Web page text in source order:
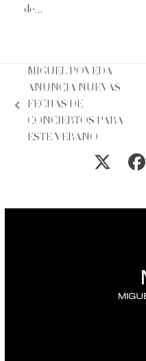
de…
previous
MIGUEL POVEDA
ANUNCIA NUEVAS
FECHAS DE
CONCIERTOS PARA
ESTE VERANO
Twitter